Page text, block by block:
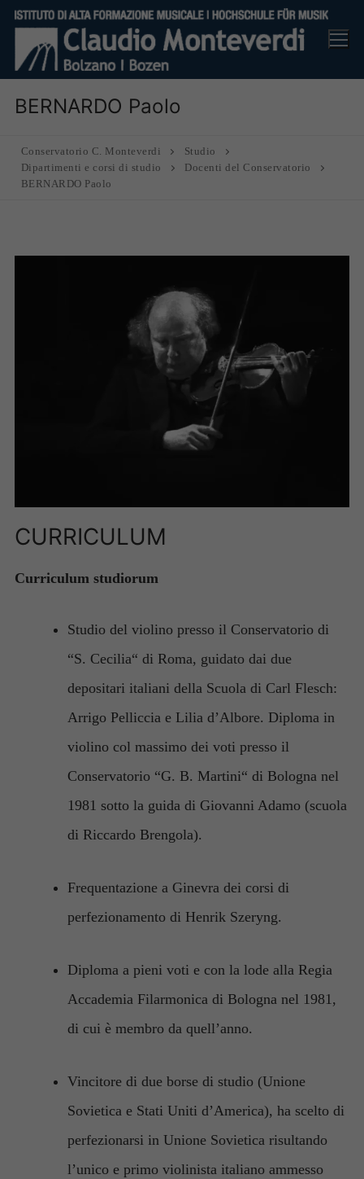
Vai
contenuto
BERNARDO Paolo
Conservatorio C. Monteverdi
Studio
Dipartimenti e corsi di studio
Docenti del Conservatorio
BERNARDO Paolo
CURRICULUM
Curriculum studiorum
Studio del violino presso il Conservatorio di
“S. Cecilia“ di Roma, guidato dai due
depositari italiani della Scuola di Carl Flesch:
Arrigo Pelliccia e Lilia d’Albore. Diploma in
violino col massimo dei voti presso il
Conservatorio “G. B. Martini“ di Bologna nel
1981 sotto la guida di Giovanni Adamo (scuola
di Riccardo Brengola).
Frequentazione a Ginevra dei corsi di
perfezionamento di Henrik Szeryng.
Diploma a pieni voti e con la lode alla Regia
Accademia Filarmonica di Bologna nel 1981,
di cui è membro da quell’anno.
Vincitore di due borse di studio (Unione
Sovietica e Stati Uniti d’America), ha scelto di
perfezionarsi in Unione Sovietica risultando
l’unico e primo violinista italiano ammesso